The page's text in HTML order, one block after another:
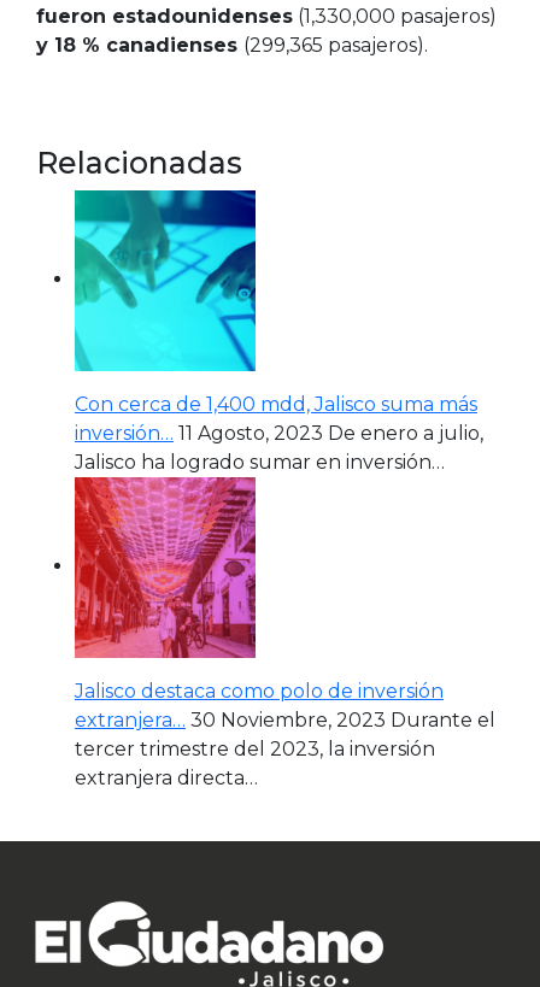
fueron estadounidenses (1,330,000 pasajeros)
y 18 % canadienses (299,365 pasajeros).
Relacionadas
Con cerca de 1,400 mdd, Jalisco suma más
inversión… 11 Agosto, 2023 De enero a julio,
Jalisco ha logrado sumar en inversión…
Jalisco destaca como polo de inversión
extranjera… 30 Noviembre, 2023 Durante el
tercer trimestre del 2023, la inversión
extranjera directa…